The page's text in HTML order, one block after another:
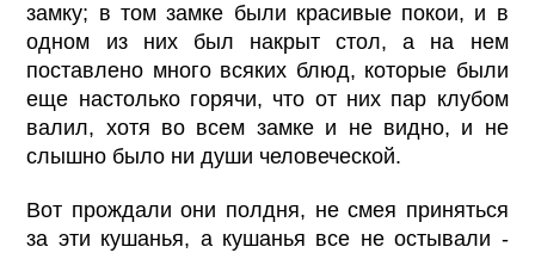
замку; в том замке были красивые покои, и в
одном из них был накрыт стол, а на нем
поставлено много всяких блюд, которые были
еще настолько горячи, что от них пар клубом
валил, хотя во всем замке и не видно, и не
слышно было ни души человеческой.
Вот прождали они полдня, не смея приняться
за эти кушанья, а кушанья все не остывали -